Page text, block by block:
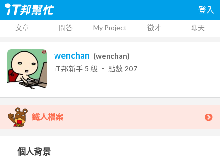
登入
文章 問答 My Project 徵才 聊天
wenchan (wenchan)
iT邦新手 5 級 ‧ 點數 207
鐵人檔案
個人背景